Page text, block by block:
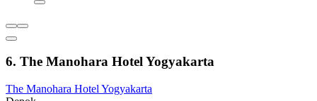
6. The Manohara Hotel Yogyakarta
The Manohara Hotel Yogyakarta